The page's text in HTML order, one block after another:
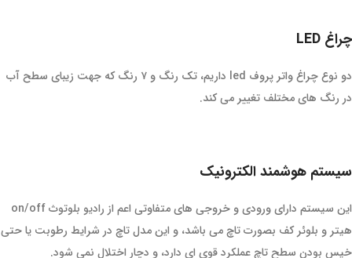
چراغ LED
دو نوع چراغ واتر پروف led داریم، تک رنگ و ۷ رنگ که جهت زیبای سطح آب
در رنگ های مختلف تغییر می کند.
سیستم هوشمند الکترونیک
این سیستم دارای ورودی و خروجی های متفاوتی اعم از رادیو بلوتوث on/off
هیتر و بلوئر کف بصورت تاچ می باشد، و این مدل تاچ در شرایط رطوبت یا حتی
خیس بودن سطح تاچ عملکرد قوی ای دارد، و دچار اختلال نمی شود.